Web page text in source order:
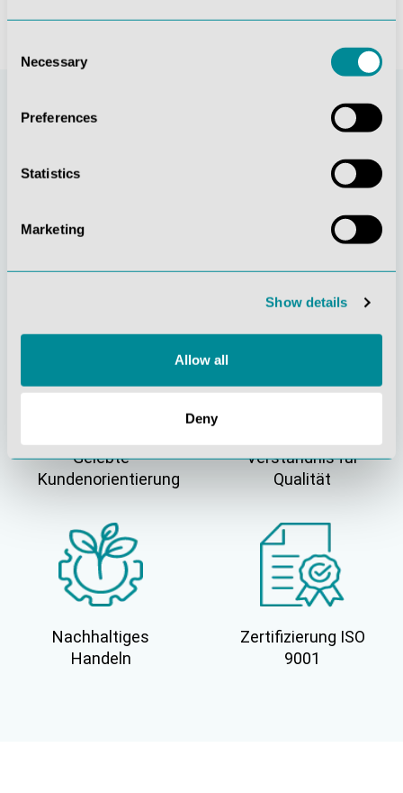
Selection
Necessary
Preferences
Statistics
Marketing
Show details
Allow all
Deny
Stetige
Soziale
Verantwortung
Gelebte
Kundenorientierung
Verständnis für
Qualität
Nachhaltiges
Handeln
Zertifizierung ISO
9001